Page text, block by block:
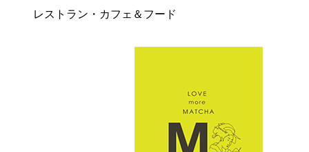
レストラン・カフェ＆フード